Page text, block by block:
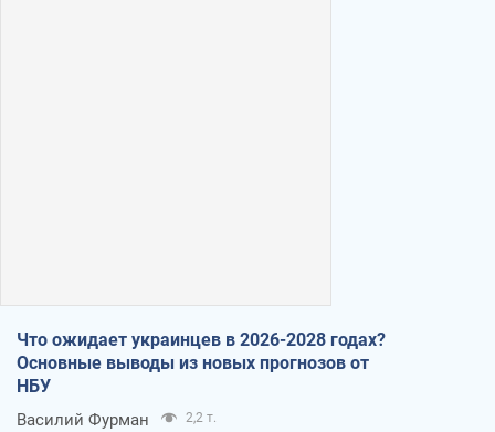
Что ожидает украинцев в 2026-2028 годах?
Основные выводы из новых прогнозов от
НБУ
Василий Фурман 2,2 т.